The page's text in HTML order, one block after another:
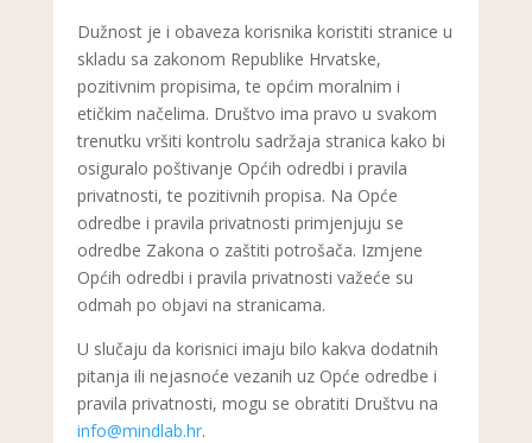
Dužnost je i obaveza korisnika koristiti stranice u
skladu sa zakonom Republike Hrvatske,
pozitivnim propisima, te općim moralnim i
etičkim načelima. Društvo ima pravo u svakom
trenutku vršiti kontrolu sadržaja stranica kako bi
osiguralo poštivanje Općih odredbi i pravila
privatnosti, te pozitivnih propisa. Na Opće
odredbe i pravila privatnosti primjenjuju se
odredbe Zakona o zaštiti potrošača. Izmjene
Općih odredbi i pravila privatnosti važeće su
odmah po objavi na stranicama.
U slučaju da korisnici imaju bilo kakva dodatnih
pitanja ili nejasnoće vezanih uz Opće odredbe i
pravila privatnosti, mogu se obratiti Društvu na
info@mindlab.hr.